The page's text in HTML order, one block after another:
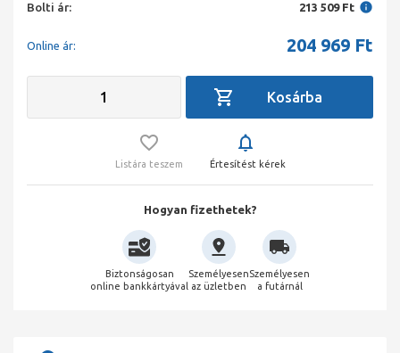
Bolti ár: 213 509 Ft
Online ár: 204 969 Ft
Listára teszem Értesítést kérek
Hogyan fizethetek?
Biztonságosan
online bankkártyával
Személyesen
az üzletben
Személyesen
a futárnál